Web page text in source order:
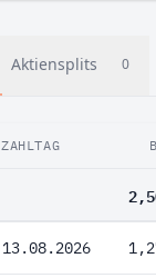
Aktiensplits 0
ZAHLTAG
13.08.2026